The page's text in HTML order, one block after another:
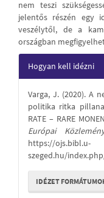
nem teszi
jelentős részén egy
veszélytől, de a
országban
Article
Details
Hogyan kell idézni
Varga, J. (2020). A
politika ritka
RATE – RARE
Európai
https://ojs.bibl.u-
szeged.hu/
IDÉZET